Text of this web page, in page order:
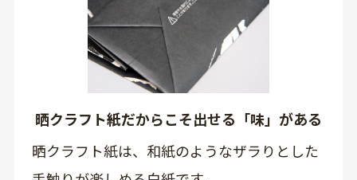
晒クラフト紙だからこそ出せる「味」がある
晒クラフト紙は、和紙のようなザラりとした